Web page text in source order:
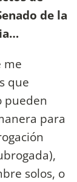
de la
me
que
pueden
para
solos, o